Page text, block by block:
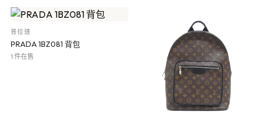
普拉達
PRADA 1BZ081 背包
1 件在售